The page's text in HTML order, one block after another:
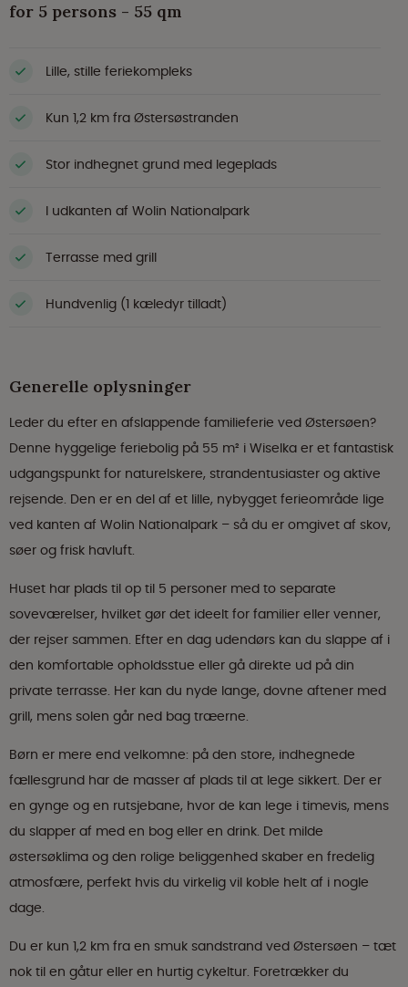
for 5 persons - 55 qm
Lille, stille feriekompleks
Kun 1,2 km fra Østersøstranden
Stor indhegnet grund med legeplads
I udkanten af Wolin Nationalpark
Terrasse med grill
Hundvenlig (1 kæledyr tilladt)
Generelle oplysninger
Leder du efter en afslappende familieferie ved Østersøen?
Denne hyggelige feriebolig på 55 m² i Wiselka er et fantastisk
udgangspunkt for naturelskere, strandentusiaster og aktive
rejsende. Den er en del af et lille, nybygget ferieområde lige
ved kanten af Wolin Nationalpark – så du er omgivet af skov,
søer og frisk havluft.
Huset har plads til op til 5 personer med to separate
soveværelser, hvilket gør det ideelt for familier eller venner,
der rejser sammen. Efter en dag udendørs kan du slappe af i
den komfortable opholdsstue eller gå direkte ud på din
private terrasse. Her kan du nyde lange, dovne aftener med
grill, mens solen går ned bag træerne.
Børn er mere end velkomne: på den store, indhegnede
fællesgrund har de masser af plads til at lege sikkert. Der er
en gynge og en rutsjebane, hvor de kan lege i timevis, mens
du slapper af med en bog eller en drink. Det milde
østersøklima og den rolige beliggenhed skaber en fredelig
atmosfære, perfekt hvis du virkelig vil koble helt af i nogle
dage.
Du er kun 1,2 km fra en smuk sandstrand ved Østersøen – tæt
nok til en gåtur eller en hurtig cykeltur. Foretrækker du